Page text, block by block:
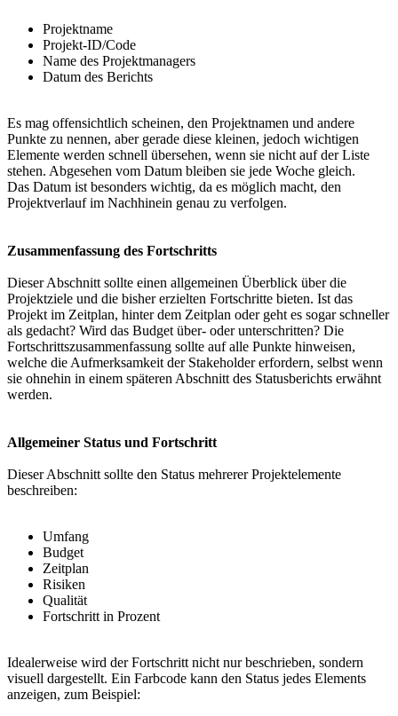
Projektname
Projekt-ID/Code
Name des Projektmanagers
Datum des Berichts
Es mag offensichtlich scheinen, den Projektnamen und andere
Punkte zu nennen, aber gerade diese kleinen, jedoch wichtigen
Elemente werden schnell übersehen, wenn sie nicht auf der Liste
stehen. Abgesehen vom Datum bleiben sie jede Woche gleich.
Das Datum ist besonders wichtig, da es möglich macht, den
Projektverlauf im Nachhinein genau zu verfolgen.
Zusammenfassung des Fortschritts
Dieser Abschnitt sollte einen allgemeinen Überblick über die
Projektziele und die bisher erzielten Fortschritte bieten. Ist das
Projekt im Zeitplan, hinter dem Zeitplan oder geht es sogar schneller
als gedacht? Wird das Budget über- oder unterschritten? Die
Fortschrittszusammenfassung sollte auf alle Punkte hinweisen,
welche die Aufmerksamkeit der Stakeholder erfordern, selbst wenn
sie ohnehin in einem späteren Abschnitt des Statusberichts erwähnt
werden.
Allgemeiner Status und Fortschritt
Dieser Abschnitt sollte den Status mehrerer Projektelemente
beschreiben:
Umfang
Budget
Zeitplan
Risiken
Qualität
Fortschritt in Prozent
Idealerweise wird der Fortschritt nicht nur beschrieben, sondern
visuell dargestellt. Ein Farbcode kann den Status jedes Elements
anzeigen, zum Beispiel: